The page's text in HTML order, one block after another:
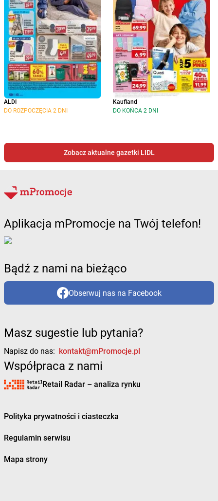
ALDI
DO ROZPOCZĘCIA 2 DNI
Kaufland
DO KOŃCA 2 DNI
Zobacz aktualne gazetki LIDL
Aplikacja mPromocje na Twój telefon!
Bądź z nami na bieżąco
Obserwuj nas na Facebook
Masz sugestie lub pytania?
Napisz do nas: kontakt@mPromocje.pl
Współpraca z nami
Retail Radar – analiza rynku
Polityka prywatności i ciasteczka
Regulamin serwisu
Mapa strony